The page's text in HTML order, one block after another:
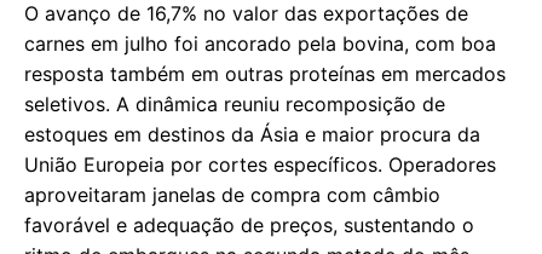
O avanço de 16,7% no valor das exportações de
carnes em julho foi ancorado pela bovina, com boa
resposta também em outras proteínas em mercados
seletivos. A dinâmica reuniu recomposição de
estoques em destinos da Ásia e maior procura da
União Europeia por cortes específicos. Operadores
aproveitaram janelas de compra com câmbio
favorável e adequação de preços, sustentando o